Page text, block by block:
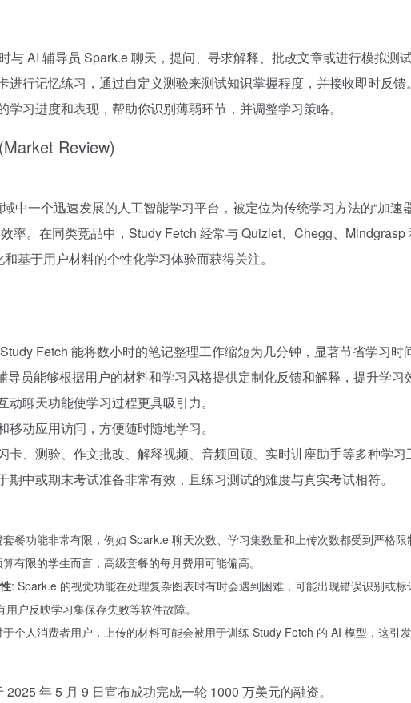
与 AI 辅导员 Spark.e 聊天，提问、寻求解释、批改文章或进行模拟测
进行记忆练习，通过自定义测验来测试知识掌握程度，并接收即时反馈。
学习进度和表现，帮助你识别薄弱环节，并调整学习策略。
Review)
中一个迅速发展的人工智能学习平台，被定位为传统学习方法的“加
率。在同类竞品中，Study Fetch 经常与 Quizlet、Chegg、
基于用户材料的个性化学习体验而获得关注。
Fetch 能将数小时的笔记整理工作缩短为几分钟，显著节省学习时
导员能够根据用户的材料和学习风格提供定制化反馈和解释，提升学习
动聊天功能使学习过程更具吸引力。
移动应用访问，方便随时随地学习。
卡、测验、作文批改、解释视频、音频回顾、实时讲座助手等多种学习
期中或期末考试准备非常有效，且练习测试的难度与真实考试相符。
套餐功能非常有限，例如 Spark.e 聊天次数、学习集数量和上传次数都受到严格
有限的学生而言，高级套餐的每月费用可能偏高。
: Spark.e 的视觉功能在处理复杂图表时有时会遇到困难，可能出现错误识别或标
用户反映学习集保存失败等软件故障。
于个人消费者用户，上传的材料可能会被用于训练 Study Fetch 的 AI 模型，这引
2025 年 5 月 9 日宣布成功完成一轮 1000 万美元的融资。